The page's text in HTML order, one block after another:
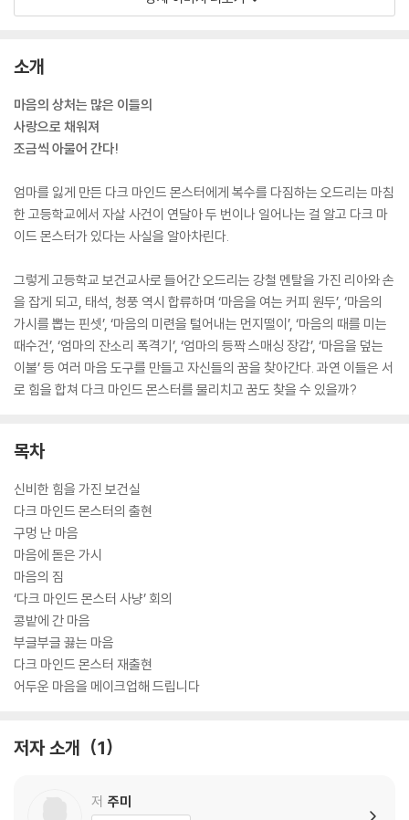
소개
마음의 상처는 많은 이들의
사랑으로 채워져
조금씩 아물어 간다!
엄마를 잃게 만든 다크 마인드 몬스터에게 복수를 다짐하는 오드리는 마침
한 고등학교에서 자살 사건이 연달아 두 번이나 일어나는 걸 알고 다크 마
이드 몬스터가 있다는 사실을 알아차린다.
그렇게 고등학교 보건교사로 들어간 오드리는 강철 멘탈을 가진 리아와 손
을 잡게 되고, 태석, 청풍 역시 합류하며 ‘마음을 여는 커피 원두’, ‘마음의
가시를 뽑는 핀셋’, ‘마음의 미련을 털어내는 먼지떨이’, ‘마음의 때를 미는
때수건’, ‘엄마의 잔소리 폭격기’, ‘엄마의 등짝 스매싱 장갑’, ‘마음을 덮는
이불’ 등 여러 마음 도구를 만들고 자신들의 꿈을 찾아간다. 과연 이들은 서
로 힘을 합쳐 다크 마인드 몬스터를 물리치고 꿈도 찾을 수 있을까?
목차
신비한 힘을 가진 보건실
다크 마인드 몬스터의 출현
구멍 난 마음
마음에 돋은 가시
마음의 짐
‘다크 마인드 몬스터 사냥’ 회의
콩밭에 간 마음
부글부글 끓는 마음
다크 마인드 몬스터 재출현
어두운 마음을 메이크업해 드립니다
저자 소개 1
저 주미